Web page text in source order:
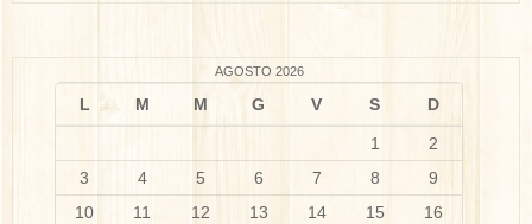
AGOSTO 2026
L M M G V S D
1
2
3
4 5 6 7 8
9
10
11 12 13 14 15
16